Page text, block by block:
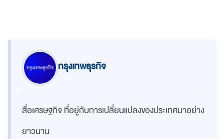
กรุงเทพธุรกิจ
สื่อเศรษฐกิจ ที่อยู่กับการเปลี่ยนแปลงของประเทศมาอย่าง
ยาวนาน